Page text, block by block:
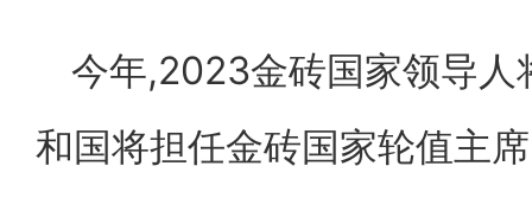
今年,2023金砖国家领导人
和国将担任金砖国家轮值主